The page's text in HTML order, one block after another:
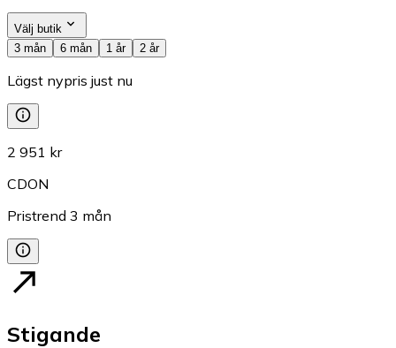
Välj butik
3 mån
6 mån 1 år 2 år
Lägst nypris just nu
2 951 kr
CDON
Pristrend 3 mån
Stigande